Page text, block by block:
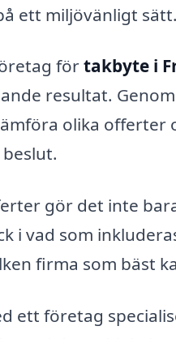
ett miljövänligt sätt.
förtakbyte i
resultat.
olika offerter
gör det inte
i vad som
firma som bäst
ett företag